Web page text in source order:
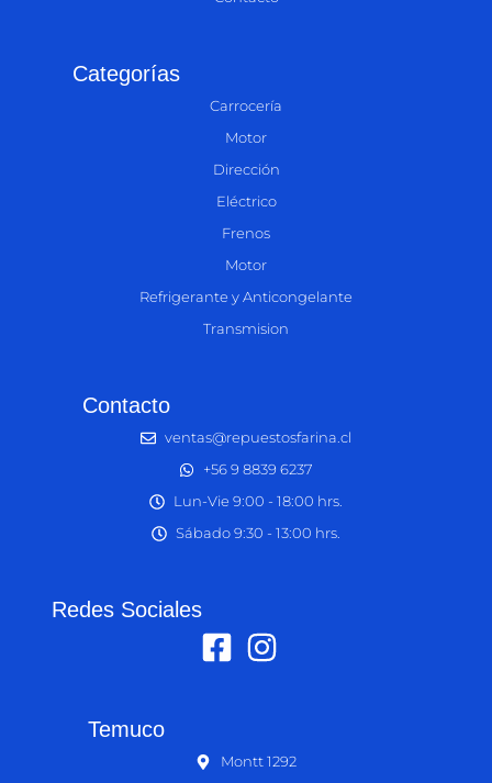
Categorías
Carrocería
Motor
Dirección
Eléctrico
Frenos
Motor
Refrigerante y Anticongelante
Transmision
Contacto
ventas@repuestosfarina.cl
+56 9 8839 6237
Lun-Vie 9:00 - 18:00 hrs.
Sábado 9:30 - 13:00 hrs.
Redes Sociales
Temuco
Montt 1292